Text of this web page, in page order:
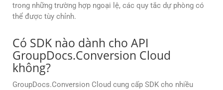
trong những trường hợp ngoại lệ, các quy tắc dự phòng có
thể được tùy chỉnh.
Có SDK nào dành cho API
GroupDocs.Conversion Cloud
không?
GroupDocs.Conversion Cloud cung cấp SDK cho nhiều